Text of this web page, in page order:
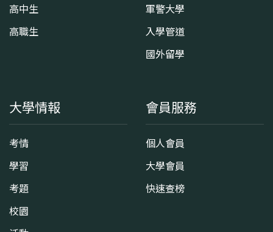
高中生
高職生
軍警大學
入學管道
國外留學
大學情報
考情
學習
考題
校園
會員服務
個人會員
大學會員
快速查榜